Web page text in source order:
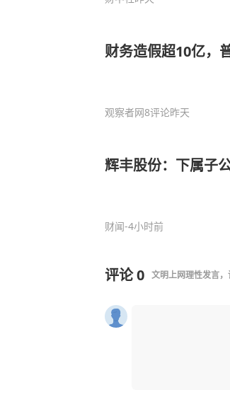
财务造假超10亿，
观察者网8评论昨天
辉丰股份：下属子
财闻-4小时前
评论0 文明上网理性发言